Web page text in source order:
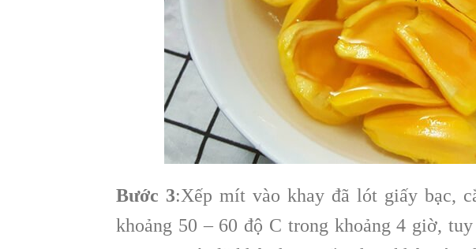
Bước 3:Xếp mít vào khay đã lót giấy bạc,
khoảng 50 – 60 độ C trong khoảng 4 giờ,